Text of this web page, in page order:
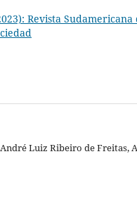
Revista
Luiz Ribeiro de Freitas,